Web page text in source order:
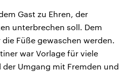
Gast zu Ehren, der
unterbrechen soll. Dem
Füße gewaschen werden.
war Vorlage für viele
Umgang mit Fremden und